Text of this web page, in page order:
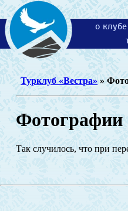
о клубе
Турклуб «Вестра» »
Фотографии
Так случилось, что при